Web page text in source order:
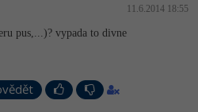
11.6.2014 18:55
pus,...)? vypada to divne